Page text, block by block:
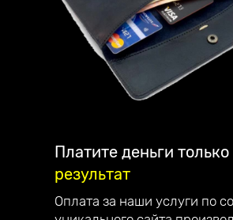
Наша компания занимается
сайтов, интернет-магазинов,
их продвижением по всей
Являемся официальным
компании Mottor. Мы постоянно
качество обслуживания.
Наши достижения:
— в 2022 году начали
Платите деньги только
результат
Оплата за наши услуги по